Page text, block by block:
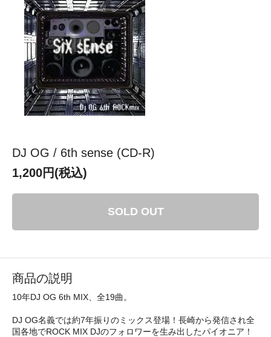
DJ OG / 6th sense (CD-R)
1,200円(税込)
SOLD OUT
商品の説明
10年DJ OG 6th MIX、全19曲。
DJ OG名義では約7年振りのミックス登場！長崎から発信され全
国各地でROCK MIX DJのフォロワーを生み出したパイオニア！